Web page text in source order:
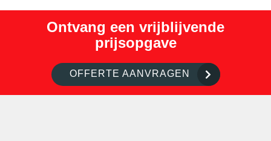
Ontvang een vrijblijvende
prijsopgave
OFFERTE AANVRAGEN